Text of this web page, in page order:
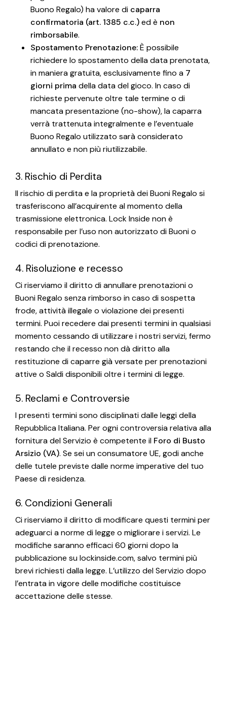
Buono Regalo) ha valore di caparra
confirmatoria (art. 1385 c.c.)ed è non
rimborsabile.
Spostamento Prenotazione:È possibile
richiedere lo spostamento della data prenotata,
in maniera gratuita, esclusivamente fino a 7
giorni prima della data del gioco. In caso di
richieste pervenute oltre tale termine o di
mancata presentazione (no-show), la caparra
verrà trattenuta integralmente e l’eventuale
Buono Regalo utilizzato sarà considerato
annullato e non più riutilizzabile.
3. Rischio di Perdita
Il rischio di perdita e la proprietà dei Buoni Regalo si
trasferiscono all’acquirente al momento della
trasmissione elettronica. Lock Inside non è
responsabile per l’uso non autorizzato di Buoni o
codici di prenotazione.
4. Risoluzione e recesso
Ci riserviamo il diritto di annullare prenotazioni o
Buoni Regalo senza rimborso in caso di sospetta
frode, attività illegale o violazione dei presenti
termini. Puoi recedere dai presenti termini in qualsiasi
momento cessando di utilizzare i nostri servizi, fermo
restando che il recesso non dà diritto alla
restituzione di caparre già versate per prenotazioni
attive o Saldi disponibili oltre i termini di legge.
5. Reclami e Controversie
I presenti termini sono disciplinati dalle leggi della
Repubblica Italiana. Per ogni controversia relativa alla
fornitura del Servizio è competente il Foro di Busto
Arsizio (VA). Se sei un consumatore UE, godi anche
delle tutele previste dalle norme imperative del tuo
Paese di residenza.
6. Condizioni Generali
Ci riserviamo il diritto di modificare questi termini per
adeguarci a norme di legge o migliorare i servizi. Le
modifiche saranno efficaci 60 giorni dopo la
pubblicazione su lockinside.com, salvo termini più
brevi richiesti dalla legge. L’utilizzo del Servizio dopo
l’entrata in vigore delle modifiche costituisce
accettazione delle stesse.